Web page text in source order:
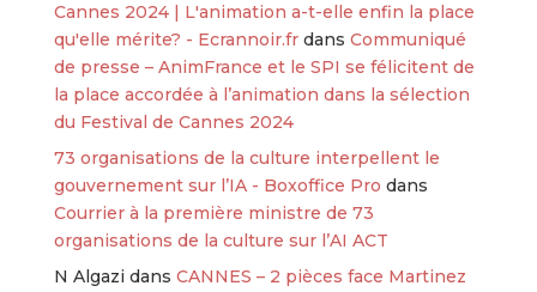
Cannes 2024 | L'animation a-t-elle enfin la place
qu'elle mérite? - Ecrannoir.frdans Communiqué
de presse – AnimFrance et le SPI se félicitent de
la place accordée à l’animation dans la sélection
du Festival de Cannes 2024
73 organisations de la culture interpellent le
gouvernement sur l’IA - Boxoffice Pro dans
Courrier à la première ministre de 73
organisations de la culture sur l’AI ACT
N Algazi dans CANNES – 2 pièces face Martinez